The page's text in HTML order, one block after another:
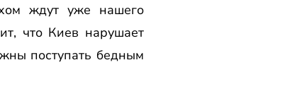
ждут уже нашего
что Киев нарушает
поступать бедным